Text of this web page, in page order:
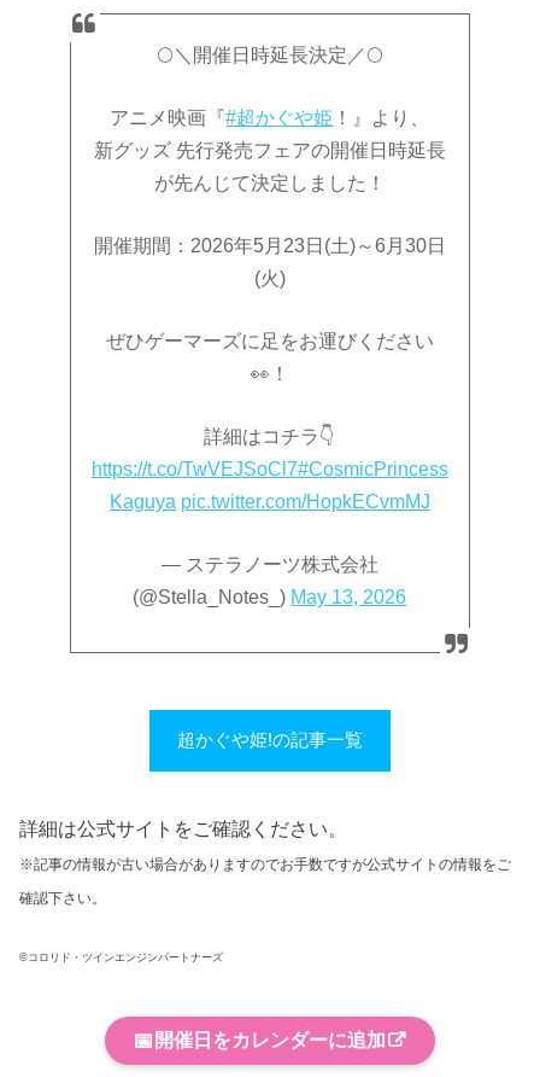
🌕＼開催日時延長決定／🌕
アニメ映画『#超かぐや姫 ！』より、
新グッズ 先行発売フェアの開催日時延長
が先んじて決定しました！
開催期間：2026年5月23日(土)～6月30日
(火)
ぜひゲーマーズに足をお運びください
👀！
詳細はコチラ👇
https://t.co/TwVEJSoCl7#CosmicPrincess
Kaguya pic.twitter.com/HopkECvmMJ
— ステラノーツ株式会社
(@Stella_Notes_) May 13, 2026
超かぐや姫!の記事一覧
詳細は公式サイトをご確認ください。
※記事の情報が古い場合がありますのでお手数ですが公式サイトの情報をご
確認下さい。
©コロリド・ツインエンジンパートナーズ
📅 開催日をカレンダーに追加